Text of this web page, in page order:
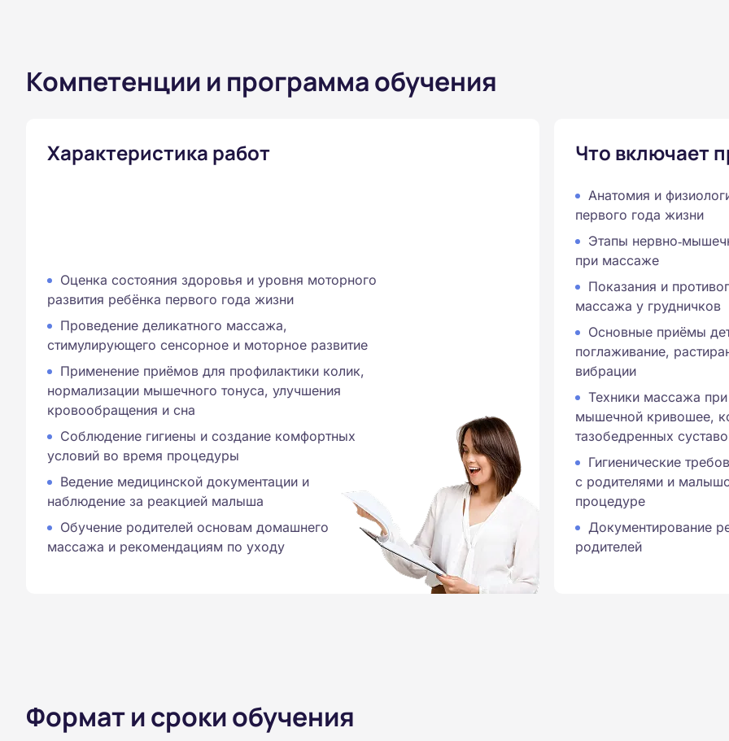
Компетенции и программа обучения
Характеристика работ
Оценка состояния здоровья и уровня моторного
развития ребёнка первого года жизни
Проведение деликатного массажа,
стимулирующего сенсорное и моторное развитие
Применение приёмов для профилактики колик,
нормализации мышечного тонуса, улучшения
кровообращения и сна
Соблюдение гигиены и создание комфортных
условий во время процедуры
Ведение медицинской документации и
наблюдение за реакцией малыша
Обучение родителей основам домашнего
массажа и рекомендациям по уходу
Что включает
Анатомия и
первого года жизни
Этапы
при массаже
Показания и
массажа у грудничков
Основные приёмы
поглаживание,
вибрации
Техники массажа
мышечной кривошее,
тазобедренных
Гигиенические
с родителями и
процедуре
Документирование
родителей
Формат и сроки обучения